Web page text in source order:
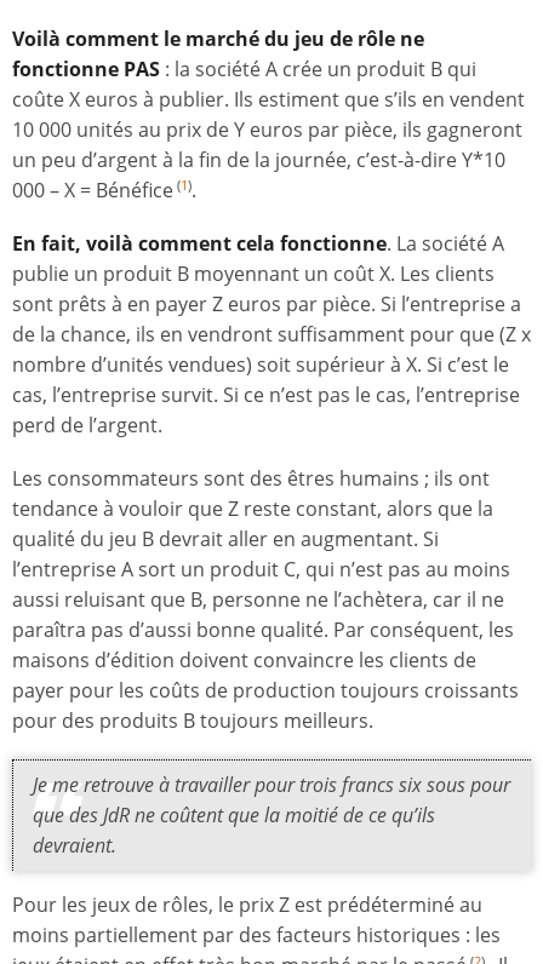
Voilà comment le marché du jeu de rôle ne
fonctionne PAS : la société A crée un produit B qui
coûte X euros à publier. Ils estiment que s’ils en vendent
10 000 unités au prix de Y euros par pièce, ils gagneront
un peu d’argent à la fin de la journée, c’est-à-dire Y*10
000 – X = Bénéfice (1).
En fait, voilà comment cela fonctionne. La société A
publie un produit B moyennant un coût X. Les clients
sont prêts à en payer Z euros par pièce. Si l’entreprise a
de la chance, ils en vendront suffisamment pour que (Z x
nombre d’unités vendues) soit supérieur à X. Si c’est le
cas, l’entreprise survit. Si ce n’est pas le cas, l’entreprise
perd de l’argent.
Les consommateurs sont des êtres humains ; ils ont
tendance à vouloir que Z reste constant, alors que la
qualité du jeu B devrait aller en augmentant. Si
l’entreprise A sort un produit C, qui n’est pas au moins
aussi reluisant que B, personne ne l’achètera, car il ne
paraîtra pas d’aussi bonne qualité. Par conséquent, les
maisons d’édition doivent convaincre les clients de
payer pour les coûts de production toujours croissants
pour des produits B toujours meilleurs.
Je me retrouve à travailler pour trois francs six sous pour
que des JdR ne coûtent que la moitié de ce qu’ils
devraient.
Pour les jeux de rôles, le prix Z est prédéterminé au
moins partiellement par des facteurs historiques : les